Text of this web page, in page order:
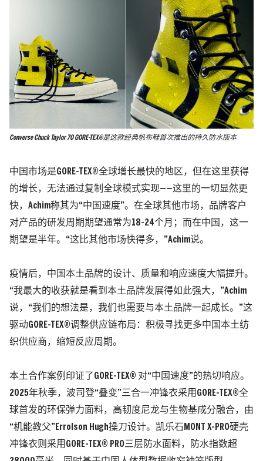
Converse Chuck Taylor 70 GORE-TEX®是这款经典帆布鞋首次推出的持久防水版本
中国市场是GORE-TEX®全球增长最快的地区，但在这里获得
的增长，无法通过复制全球模式实现——这里的一切显然更
快，Achim称其为“中国速度”。 在全球其他市场，品牌客户
对产品的研发周期期望通常为18-24个月；而在中国，这一
期望是半年。 “这比其他市场快得多，”Achim说。
疫情后，中国本土品牌的设计、质量和响应速度大幅提升。
“我最大的收获就是看到本土品牌发展得如此强大，”Achim
说，“我们的想法是，我们也需要与本土品牌一起成长。”这
驱动GORE-TEX®调整供应链布局：积极寻找更多中国本土纺
织供应商，缩短反应周期。
本土合作案例印证了GORE-TEX® 对“中国速度”的热切响应。
2025年秋季，波司登“叠变”三合一冲锋衣采用GORE-TEX®全
球首发的环保弹力面料，高韧度尼龙与生物基成分融合，由
“机能教父”Errolson Hugh操刀设计。凯乐石MONT X-PRO硬壳
冲锋衣则采用GORE-TEX® PRO三层防水面料，防水指数超